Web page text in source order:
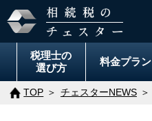
税理士の
選び方
料金プラン
TOP チェスターNEWS